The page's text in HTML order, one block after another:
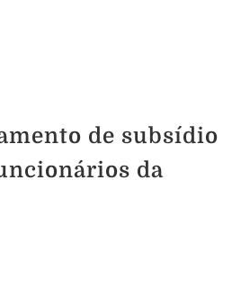
de subsídio
da